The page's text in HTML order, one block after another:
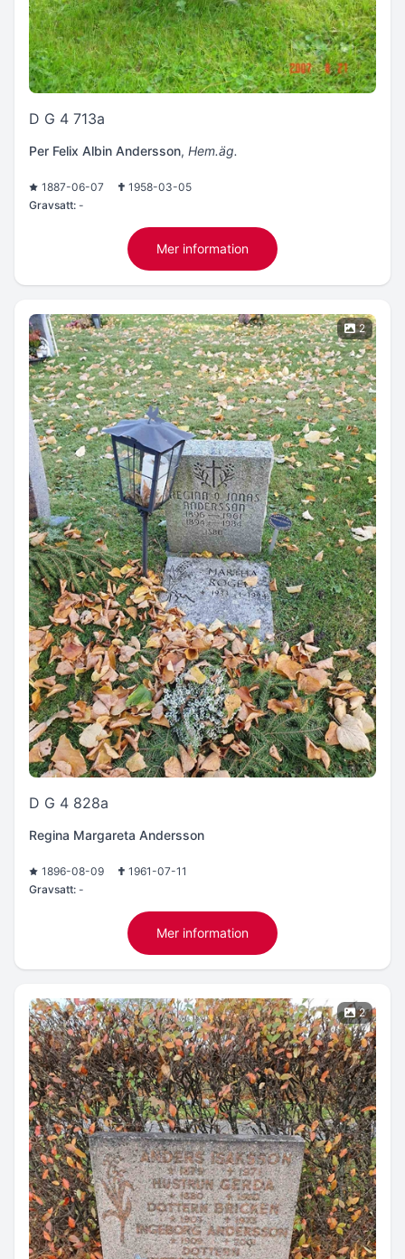
D G 4 713a
Per Felix Albin Andersson, Hem.äg.
1887-06-07
1958-03-05
Gravsatt: -
Mer information
2
D G 4 828a
Regina Margareta Andersson
1896-08-09
1961-07-11
Gravsatt: -
Mer information
2